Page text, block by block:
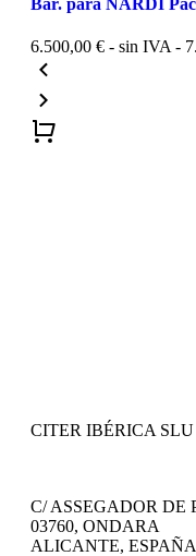
6.500,00 € - sin IVA -
CITER IBÉRICA SLU
C/ ASSEGADOR DE
03760, ONDARA
ALICANTE, ESPAÑA